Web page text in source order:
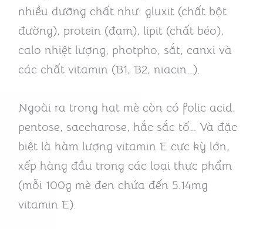
nhiều dưỡng chất như: gluxit (chất bột
đường), protein (đạm), lipit (chất béo),
calo nhiệt lượng, photpho, sắt, canxi và
các chất vitamin (B1, B2, niacin…).
Ngoài ra trong hạt mè còn có folic acid,
pentose, saccharose, hắc sắc tố… Và đặc
biệt là hàm lượng vitamin E cực kỳ lớn,
xếp hàng đầu trong các loại thực phẩm
(mỗi 100g mè đen chứa đến 5.14mg
vitamin E).